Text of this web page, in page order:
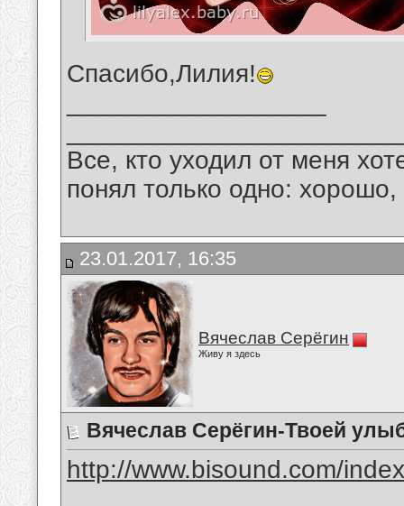
Спасибо,Лилия!
Все, кто уходил от меня
понял только одно:
23.01.2017, 16:35
Вячеслав Серёгин
Живу я здесь
Вячеслав Серёгин-Твоей
http://www.bisound.com/